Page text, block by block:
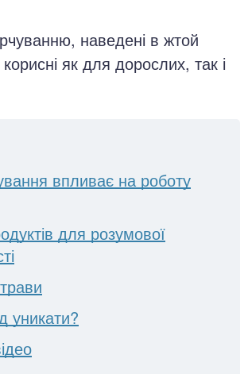
наведені в жтой
корисні як для дорослих, так і
впливає на роботу
для розумової
уникати?